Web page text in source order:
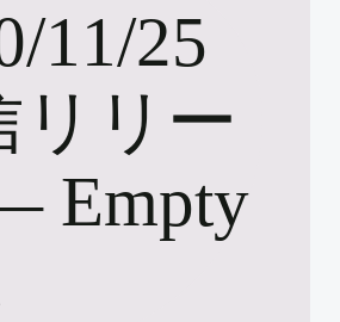
11/25
リリー
Empty